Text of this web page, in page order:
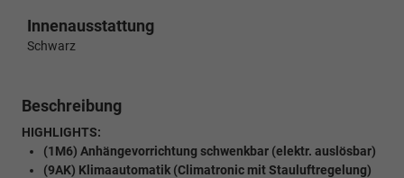
Innenausstattung
Schwarz
Beschreibung
HIGHLIGHTS:
(1M6) Anhängevorrichtung schwenkbar (elektr. auslösbar)
(9AK) Klimaautomatik (Climatronic mit Stauluftregelung)